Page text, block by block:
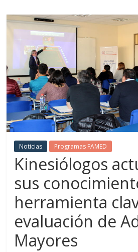
Noticias Programas FAMED
Kinesiólogos
sus
herramienta
evaluación de
Mayores